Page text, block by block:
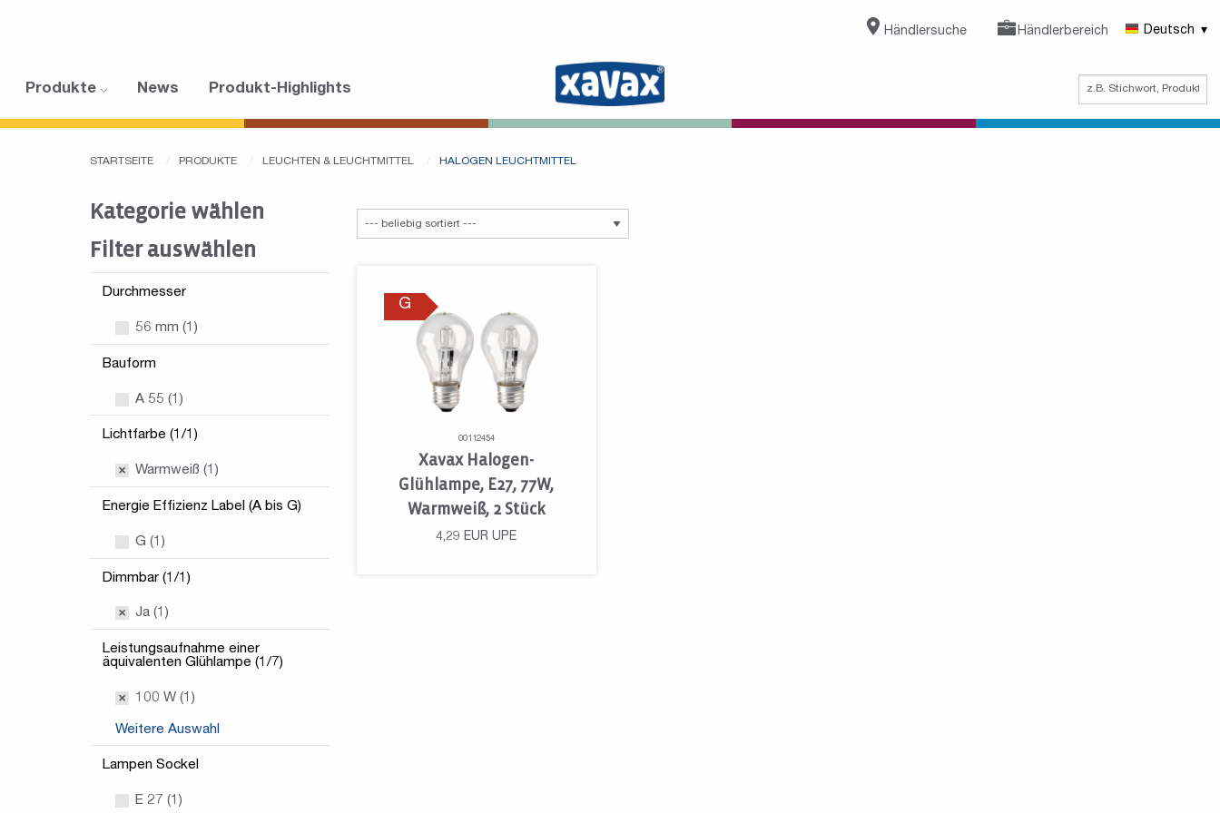
Händlersuche Händlerbereich Deutsch
Produkte News Produkt-Highlights
STARTSEITE PRODUKTE LEUCHTEN & LEUCHTMITTEL HALOGEN LEUCHTMITTEL
Kategorie wählen
Filter auswählen
Durchmesser
56 mm (1)
Bauform
A 55 (1)
Lichtfarbe (1/1)
Warmweiß (1)
Energie Effizienz Label (A bis G)
G (1)
Dimmbar (1/1)
Ja (1)
Leistungsaufnahme einer
äquivalenten Glühlampe (1/7)
100 W (1)
Weitere Auswahl
Lampen Sockel
E 27 (1)
G
00112454
Xavax Halogen-
Glühlampe, E27, 77W,
Warmweiß, 2 Stück
4,29 EUR UPE